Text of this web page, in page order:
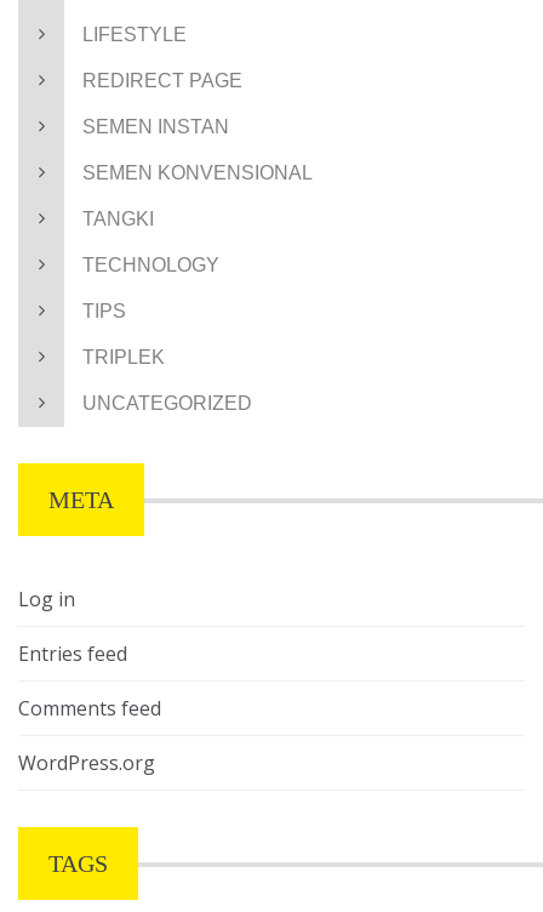
LIFESTYLE
REDIRECT PAGE
SEMEN INSTAN
SEMEN KONVENSIONAL
TANGKI
TECHNOLOGY
TIPS
TRIPLEK
UNCATEGORIZED
META
Log in
Entries feed
Comments feed
WordPress.org
TAGS